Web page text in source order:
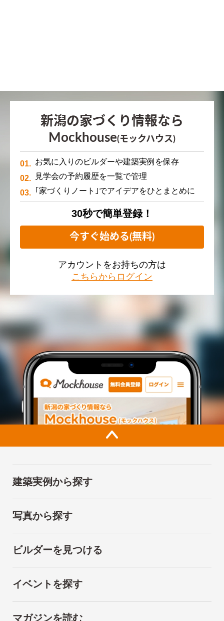
新潟の家づくり情報なら
Mockhouse(モックハウス)
お気に入りのビルダーや建築実例を保存
見学会の予約履歴を一覧で管理
｢家づくりノート｣でアイデアをひとまとめに
30秒で簡単登録！
今すぐ始める(無料)
アカウントをお持ちの方は
こちらからログイン
建築実例から探す
写真から探す
ビルダーを見つける
イベントを探す
マガジンを読む